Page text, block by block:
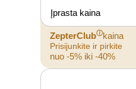
Įprasta kaina
ZepterClubⓘkaina
Prisijunkite ir pirkite
nuo -5% iki -40%